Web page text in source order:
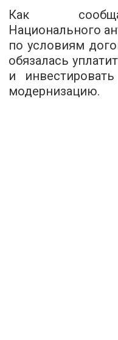
Как
Национального
по условиям
обязалась
и
модернизацию.